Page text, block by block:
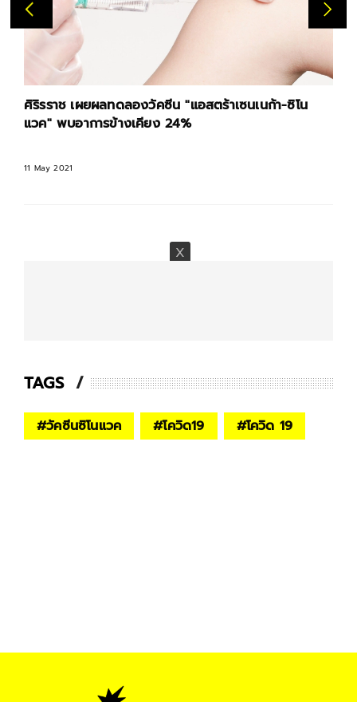
ศิริรราช เผยผลทดลองวัคซีน "แอสตร้าเซนเนก้า-ซิโน
แวค" พบอาการข้างเคียง 24%
11 May 2021
TAGS
#วัคซีนซิโนแวค #โควิด19 #โควิด 19